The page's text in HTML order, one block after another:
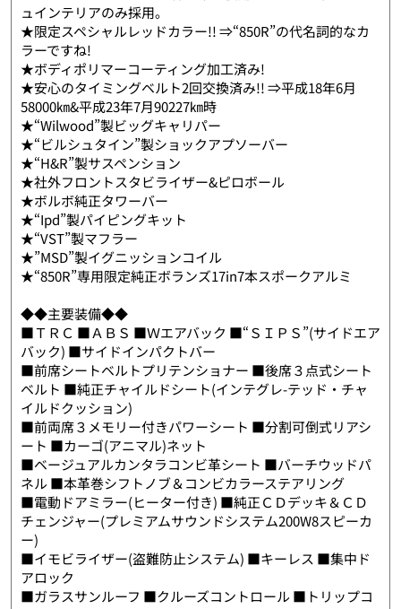
ュインテリアのみ採用。
★限定スペシャルレッドカラー!! ⇒“850R”の代名詞的なカ
ラーですね!
★ボディポリマーコーティング加工済み!
★安心のタイミングベルト2回交換済み!! ⇒平成18年6月
58000㎞&平成23年7月90227㎞時
★“Wilwood”製ビッグキャリパー
★“ビルシュタイン”製ショックアプソーバー
★“H&R”製サスペンション
★社外フロントスタビライザー&ピロボール
★ボルボ純正タワーバー
★“Ipd”製パイピングキット
★“VST”製マフラー
★”MSD”製イグニッションコイル
★“850R”専用限定純正ボランズ17in7本スポークアルミ
◆◆主要装備◆◆
■ＴＲＣ ■ＡＢＳ ■Ｗエアバック ■“ＳＩＰＳ”(サイドエア
バック) ■サイドインパクトバー
■前席シートベルトプリテンショナー ■後席３点式シート
ベルト ■純正チャイルドシート(インテグレ-テッド・チャ
イルドクッション)
■前両席３メモリー付きパワーシート ■分割可倒式リアシ
ート ■カーゴ(アニマル)ネット
■ベージュアルカンタラコンビ革シート ■バーチウッドパ
ネル ■本革巻シフトノブ＆コンビカラーステアリング
■電動ドアミラー(ヒーター付き) ■純正ＣＤデッキ＆ＣＤ
チェンジャー(プレミアムサウンドシステム200W8スピーカ
ー)
■イモビライザー(盗難防止システム) ■キーレス ■集中ド
アロック
■ガラスサンルーフ ■クルーズコントロール ■トリップコ